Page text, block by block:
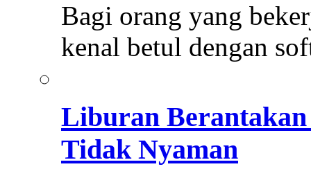
Bagi orang yang
kenal betul dengan
Liburan Berantakan
Tidak Nyaman